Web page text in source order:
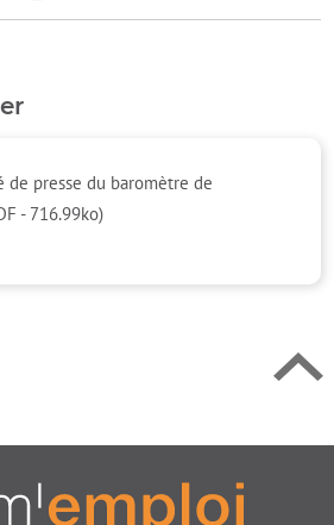
presse du baromètre de
- 716.99ko)